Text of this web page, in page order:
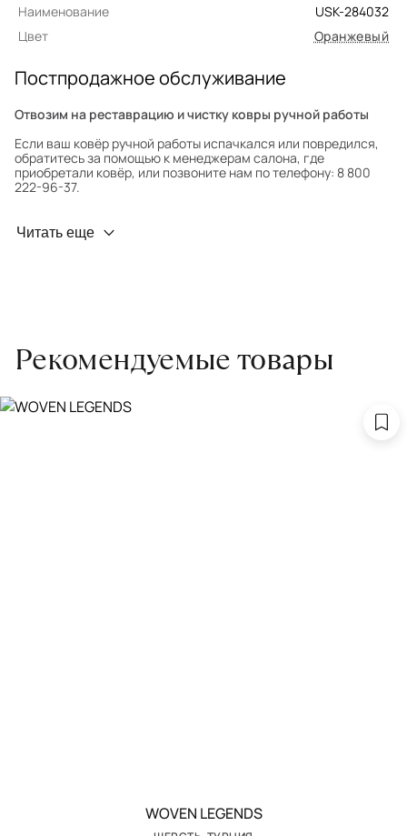
Наименование
USK-284032
Цвет
Оранжевый
Постпродажное обслуживание
Отвозим на реставрацию и чистку ковры ручной работы
Если ваш ковёр ручной работы испачкался или повредился,
обратитесь за помощью к менеджерам салона, где
приобретали ковёр, или позвоните нам по телефону: 8 800
222-96-37.
Профилактика износа
заборе ковра экспертом либо привозите его в салон.
Читать еще
Рекомендуемые товары
WOVEN LEGENDS